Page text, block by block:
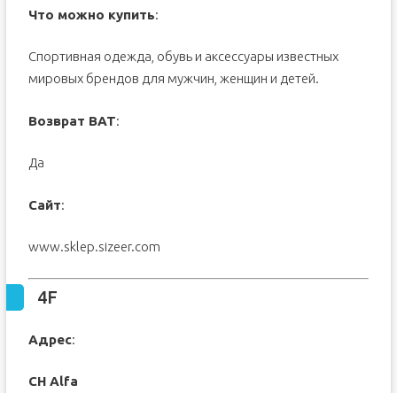
Что можно купить:
Спортивная одежда, обувь и аксессуары известных
мировых брендов для мужчин, женщин и детей.
Возврат ВАТ:
Да
Сайт:
www.sklep.sizeer.com
4F
Адрес:
CH Alfa